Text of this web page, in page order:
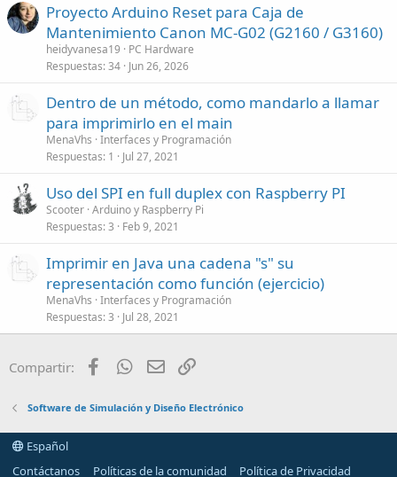
Proyecto Arduino Reset para Caja de
Mantenimiento Canon MC-G02 (G2160 / G3160)
heidyvanesa19
PC Hardware
Respuestas 34 Jun 26, 2026
Dentro de un método, como mandarlo a llamar
para imprimirlo en el main
MenaVhs Interfaces y Programación
Respuestas 1 Jul 27, 2021
Uso del SPI en full duplex con Raspberry PI
Scooter Arduino y Raspberry Pi
Respuestas 3 Feb 9, 2021
Imprimir en Java una cadena "s" su
representación como función (ejercicio)
MenaVhs Interfaces y Programación
Respuestas 3 Jul 28, 2021
Compartir: FacebookWhatsApp
Email
Software de Simulación y Diseño Electrónico
Español
Contáctanos
Políticas de la comunidad Política de Privacidad